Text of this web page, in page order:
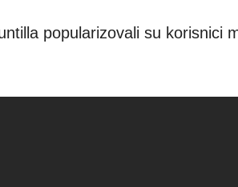
popularizovali su korisnici